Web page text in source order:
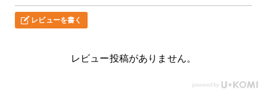
レビューを書く
レビュー投稿がありません。